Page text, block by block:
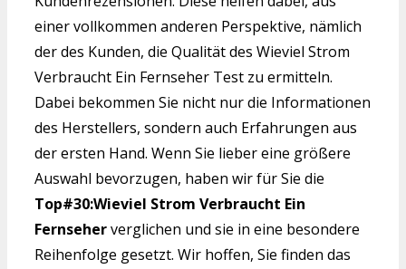
einer vollkommen anderen Perspektive, nämlich
der des Kunden, die Qualität des Wieviel Strom
Verbraucht Ein Fernseher Test zu ermitteln.
Dabei bekommen Sie nicht nur die Informationen
des Herstellers, sondern auch Erfahrungen aus
der ersten Hand. Wenn Sie lieber eine größere
Auswahl bevorzugen, haben wir für Sie die
Top#30:Wieviel Strom Verbraucht Ein
Fernseherverglichen und sie in eine besondere
Reihenfolge gesetzt. Wir hoffen, Sie finden das